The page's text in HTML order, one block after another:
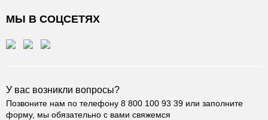
МЫ В СОЦСЕТЯХ
У вас возникли вопросы?
Позвоните нам по телефону 8 800 100 93 39 или заполните
форму, мы обязательно с вами свяжемся